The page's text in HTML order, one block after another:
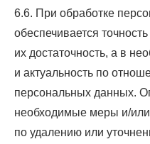
6.6. При обработке
обеспечивается
их достаточность, а в
и актуальность по
персональных данных.
необходимые меры и/или
по удалению или